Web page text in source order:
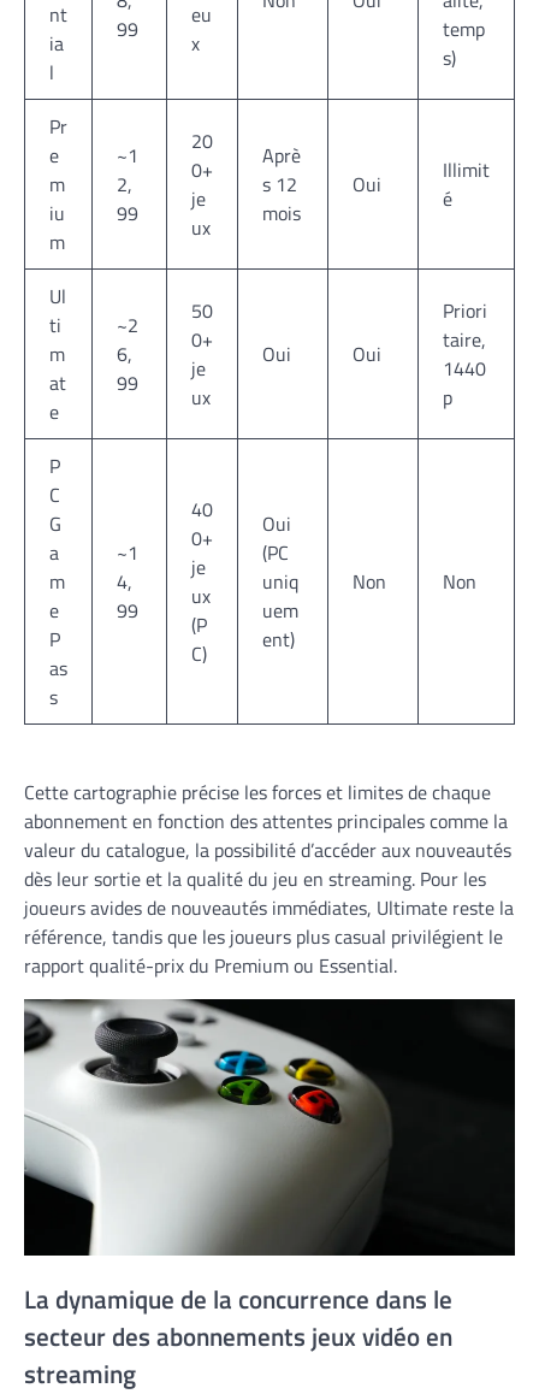
nt
ia
l
99
eu
x
temp
s)
Pr
e
m
iu
m
~1
2,
99
20
0+
je
ux
Aprè
s 12
mois
Oui
Illimit
é
Ul
ti
m
at
e
~2
6,
99
50
0+
je
ux
Oui Oui
Priori
taire,
1440
p
P
C
G
a
m
e
P
as
s
~1
4,
99
40
0+
je
ux
(P
C)
Oui
(PC
uniq
uem
ent)
Non Non
Cette cartographie précise les forces et limites de chaque
abonnement en fonction des attentes principales comme la
valeur du catalogue, la possibilité d’accéder aux nouveautés
dès leur sortie et la qualité du jeu en streaming. Pour les
joueurs avides de nouveautés immédiates, Ultimate reste la
référence, tandis que les joueurs plus casual privilégient le
rapport qualité-prix du Premium ou Essential.
La dynamique de la concurrence dans le
secteur des abonnements jeux vidéo en
streaming